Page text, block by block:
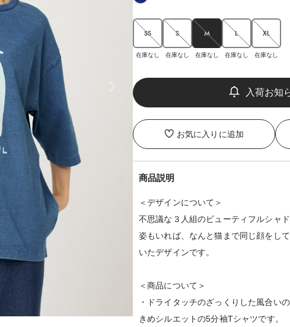
SS
在庫なし
S
在庫なし
M
在庫なし
L
在庫なし
XL
在庫なし
お気に入りに追加
商品説明
＜デザインについて＞
不思議な３人組のビューティフルシャ
姿もいれば、なんと猫まで同じ顔をし
いたデザインです。
＜商品について＞
・ドライタッチのざっくりした風合い
きめシルエットの5分袖Tシャツです。